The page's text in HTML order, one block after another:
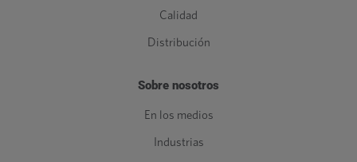
Calidad
Distribución
Sobre nosotros
En los medios
Industrias